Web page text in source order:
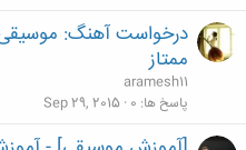
درخواست آهنگ:
ممتاز
aramesh11
پاسخ ها 0
Sep 29, 2015